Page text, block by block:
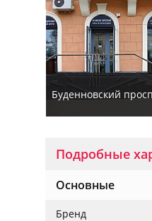
Буденновский
Подробные
Основные
Бренд